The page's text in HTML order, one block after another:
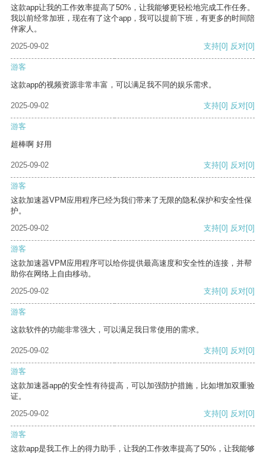
这款app让我的工作效率提高了50%，让我能够更轻松地完成工作任务。
我以前经常加班，现在有了这个app，我可以提前下班，有更多的时间陪
伴家人。
2025-09-02
支持[0] 反对[0]
游客
这款app的视频资源非常丰富，可以满足我不同的娱乐需求。
2025-09-02 支持[0] 反对[0]
游客
超棒啊 好用
2025-09-02 支持[0] 反对[0]
游客
这款加速器VPM应用程序已经为我们带来了无限的隐私保护和安全性保
护。
2025-09-02
支持[0] 反对[0]
游客
这款加速器VPM应用程序可以给你提供最高速度和安全性的连接，并帮
助你在网络上自由移动。
2025-09-02
支持[0] 反对[0]
游客
这款软件的功能非常强大，可以满足我日常使用的需求。
2025-09-02 支持[0] 反对[0]
游客
这款加速器app的安全性有待提高，可以加强防护措施，比如增加双重验
证。
2025-09-02
支持[0] 反对[0]
游客
这款app是我工作上的得力助手，让我的工作效率提高了50%，让我能够